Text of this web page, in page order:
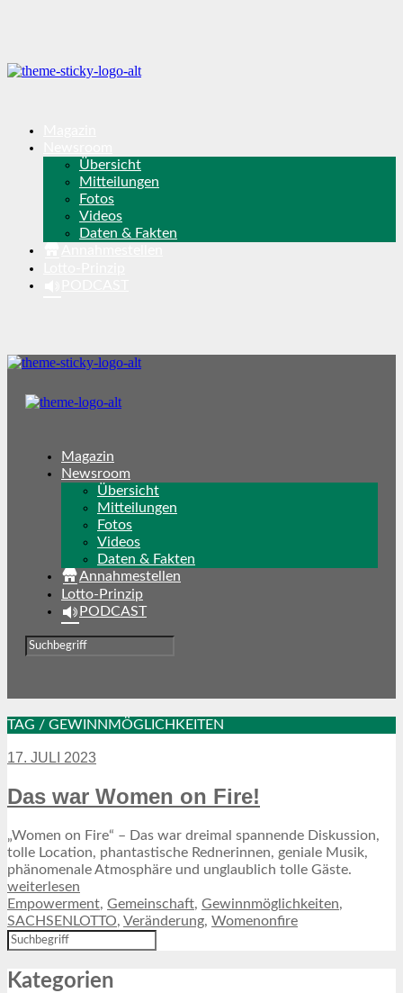
Übersicht
Mitteilungen
Fotos
Videos
Daten & Fakten
Magazin
Newsroom
Übersicht
Mitteilungen
Fotos
Videos
Daten & Fakten
Annahmestellen
Lotto-Prinzip
PODCAST
TAG / GEWINNMÖGLICHKEITEN
17. JULI 2023
Das war Women on Fire!
„Women on Fire“ – Das war dreimal spannende Diskussion,
tolle Location, phantastische Rednerinnen, geniale Musik,
phänomenale Atmosphäre und unglaublich tolle Gäste.
weiterlesen
Empowerment, Gemeinschaft, Gewinnmöglichkeiten,
SACHSENLOTTO, Veränderung, Womenonfire
Kategorien